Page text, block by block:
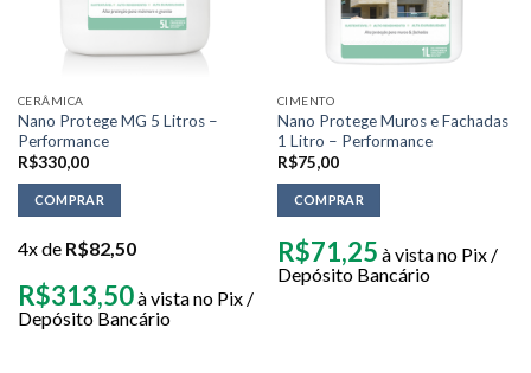
CERÂMICA
Nano Protege MG 5 Litros –
Performance
R$330,00
COMPRAR
4x de R$82,50
R$313,50à vista no Pix /
Depósito Bancário
CIMENTO
Nano Protege Muros e Fachadas
1 Litro – Performance
R$75,00
COMPRAR
R$71,25 à vista no Pix /
Depósito Bancário